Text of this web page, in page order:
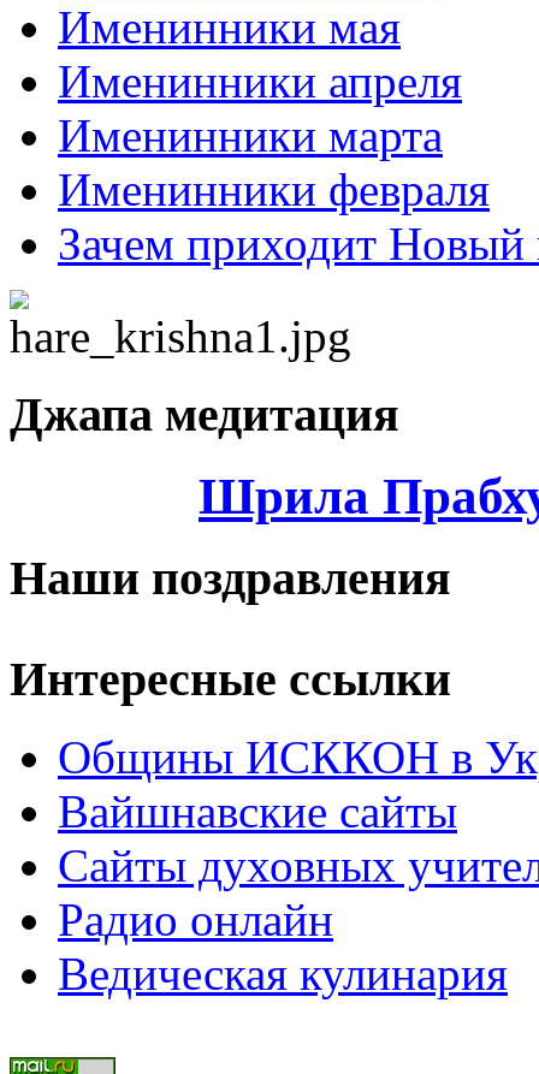
Именинники мая
Именинники апреля
Именинники марта
Именинники февраля
Зачем приходит Новый
Джапа медитация
Шрила
Наши поздравления
Интересные ссылки
Общины ИСККОН в
Вайшнавские сайты
Сайты духовных
Радио онлайн
Ведическая кулинария